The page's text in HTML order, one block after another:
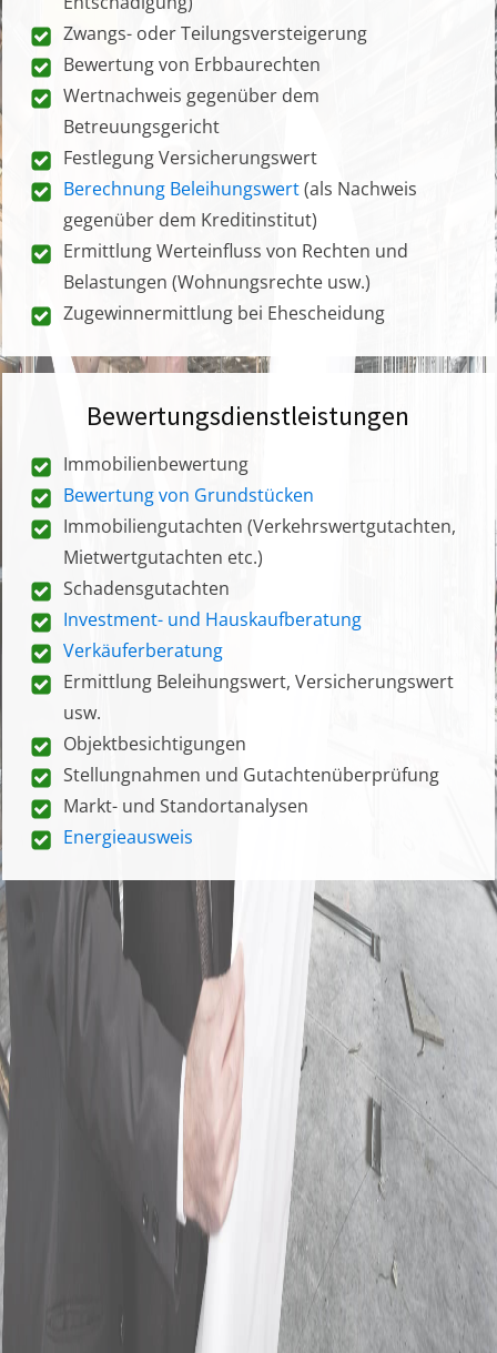
Zwangs- oder Teilungsversteigerung
Bewertung von Erbbaurechten
Wertnachweis gegenüber dem
Betreuungsgericht
Festlegung Versicherungswert
Berechnung Beleihungswert(als Nachweis
gegenüber dem Kreditinstitut)
Ermittlung Werteinfluss von Rechten und
Belastungen (Wohnungsrechte usw.)
Zugewinnermittlung bei Ehescheidung
Bewertungsdienstleistungen
Immobilienbewertung
Bewertung von Grundstücken
Immobiliengutachten (Verkehrswertgutachten,
Mietwertgutachten etc.)
Schadensgutachten
Investment- und Hauskaufberatung
Verkäuferberatung
Ermittlung Beleihungswert, Versicherungswert
usw.
Objektbesichtigungen
Stellungnahmen und Gutachtenüberprüfung
Markt- und Standortanalysen
Energieausweis